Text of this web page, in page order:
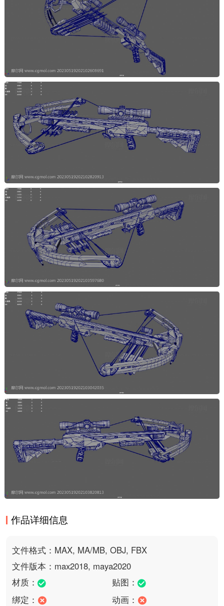
作品详细信息
文件格式：MAX, MA/MB, OBJ, FBX
文件版本：max2018, maya2020
材质：
贴图：
绑定：
动画：